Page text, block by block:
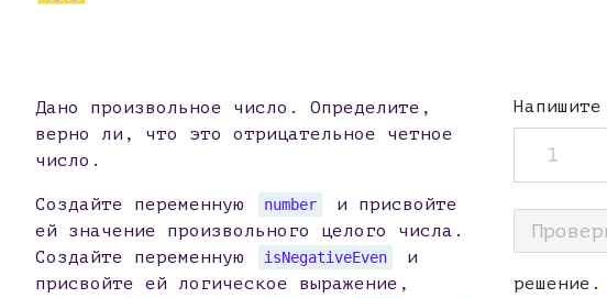
Дано произвольное число. Определите,
верно ли, что это отрицательное четное
число.
Создайте переменную number
и присвойте
ей значение произвольного целого числа.
Создайте переменную
isNegativeEven
и
присвойте ей логическое выражение,
1
решение.